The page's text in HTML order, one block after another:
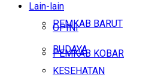
Lain-lain
OPINI
BUDAYA
KESEHATAN
PEMKAB BARUT
PEMKAB KOBAR